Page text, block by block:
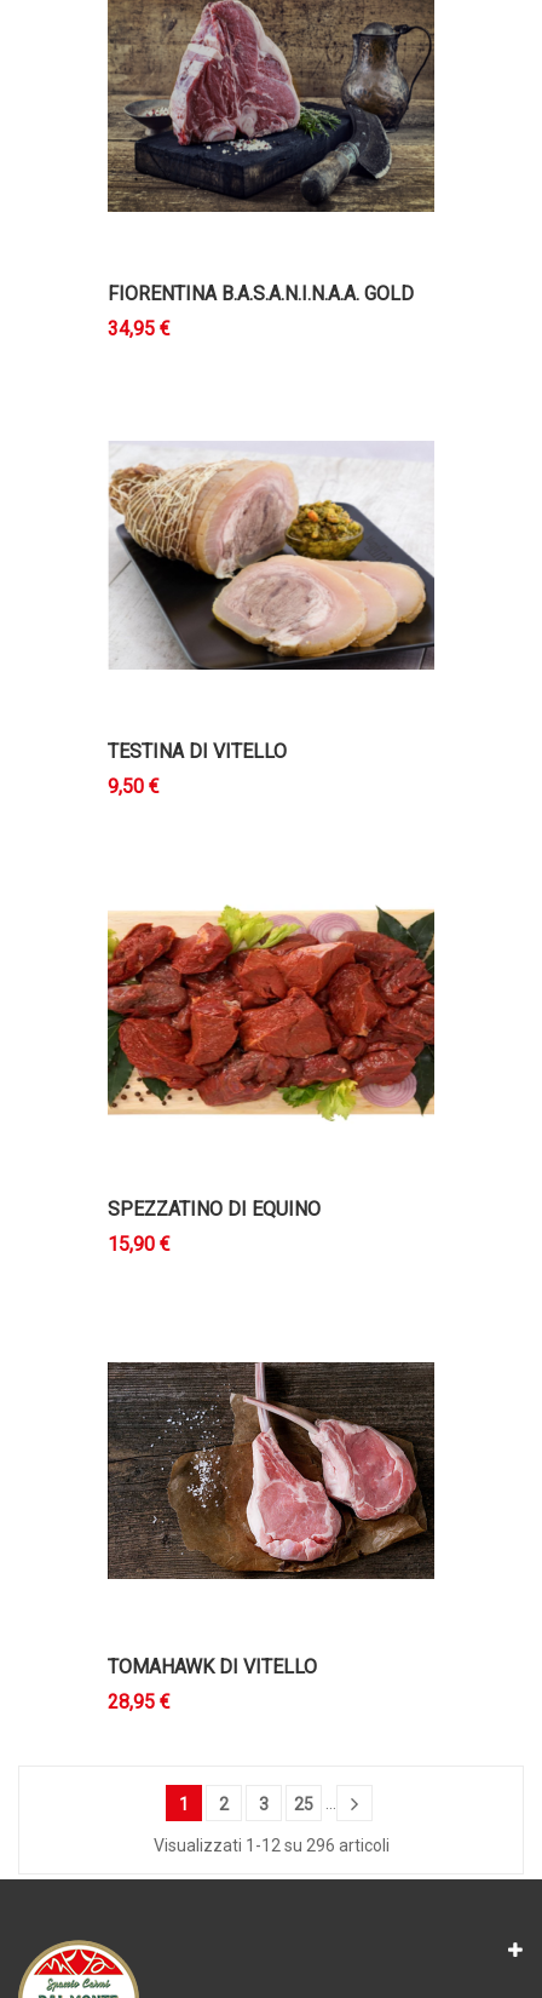
FIORENTINA B.A.S.A.N.I.N.A.A. GOLD
34,95 €
TESTINA DI VITELLO
9,50 €
SPEZZATINO DI EQUINO
15,90 €
TOMAHAWK DI VITELLO
28,95 €
1 2 3 25
Visualizzati 1-12 su 296 articoli